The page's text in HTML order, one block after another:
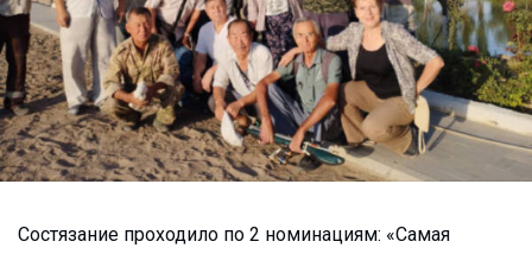
Состязание проходило по 2 номинациям: «Самая